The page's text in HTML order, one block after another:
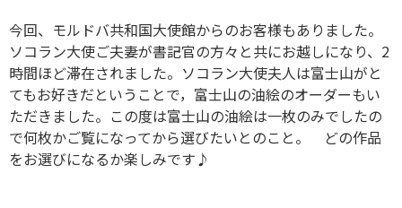
今回、モルドバ共和国大使館からのお客様もありました。
ソコラン大使ご夫妻が書記官の方々と共にお越しになり、2
時間ほど滞在されました。ソコラン大使夫人は富士山がと
てもお好きだということで，富士山の油絵のオーダーもい
ただきました。この度は富士山の油絵は一枚のみでしたの
で何枚かご覧になってから選びたいとのこと。 どの作品
をお選びになるか楽しみです♪